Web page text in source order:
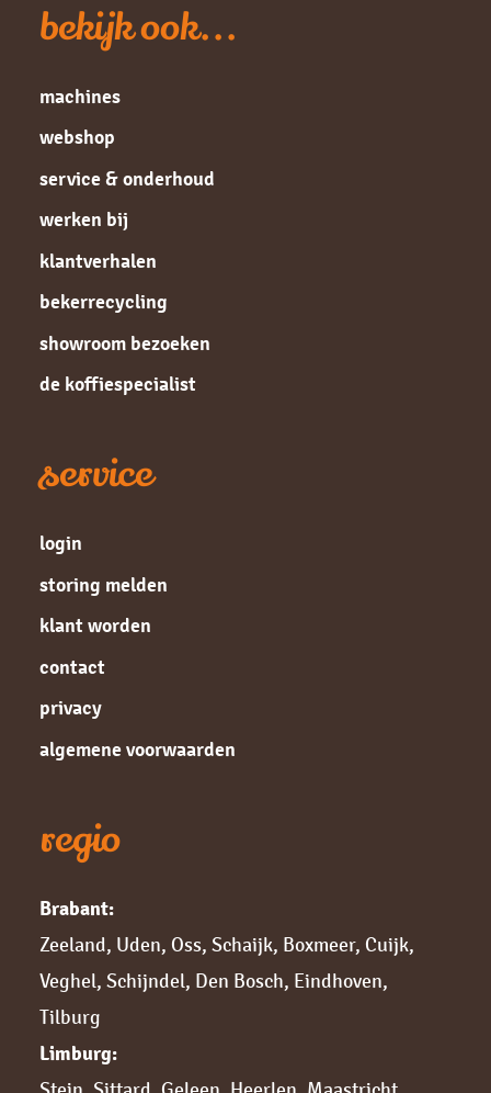
bekijk ook...
machines
webshop
service & onderhoud
werken bij
klantverhalen
bekerrecycling
showroom bezoeken
de koffiespecialist
service
login
storing melden
klant worden
contact
privacy
algemene voorwaarden
regio
Brabant:
Zeeland, Uden, Oss, Schaijk, Boxmeer, Cuijk,
Veghel, Schijndel, Den Bosch, Eindhoven,
Tilburg
Limburg: